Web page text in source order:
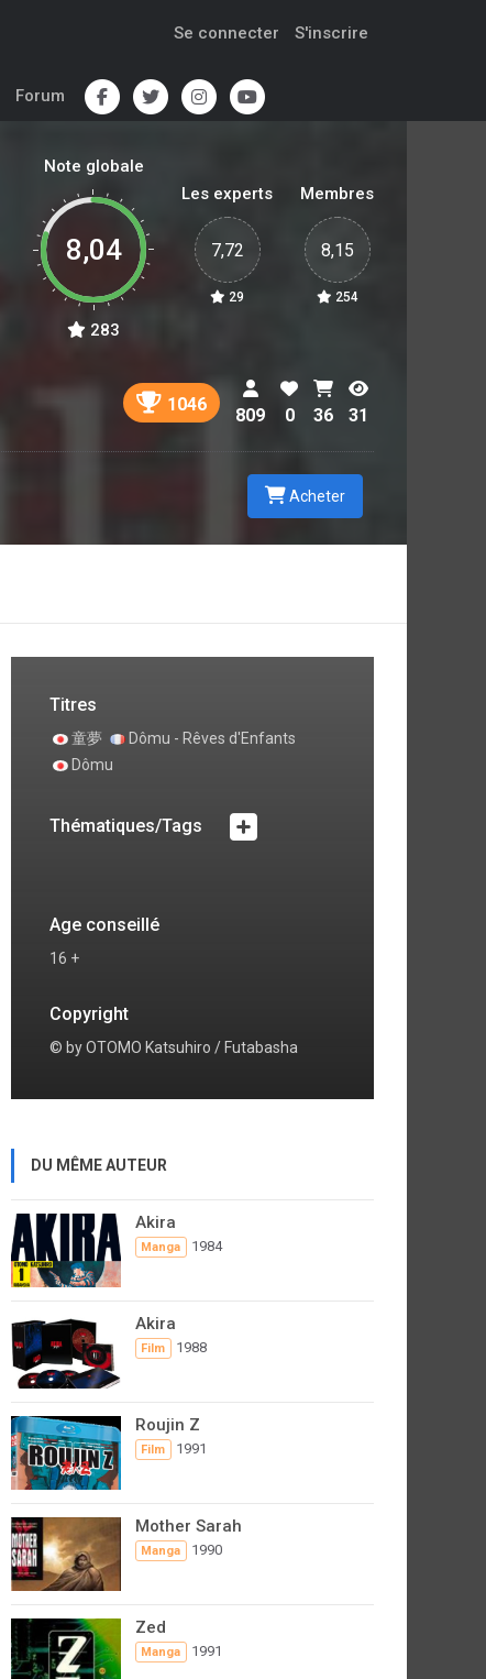
Se connecter S'inscrire
Forum
Note globale
8,04
283
Les experts
7,72
29
Membres
8,15
254
1046
809 0 36 31
Acheter
Titres
童夢
Dômu - Rêves d'Enfants
Dômu
Thématiques/Tags
Age conseillé
16 +
Copyright
© by OTOMO Katsuhiro / Futabasha
DU MÊME AUTEUR
Akira
Manga 1984
Akira
Film 1988
Roujin Z
Film 1991
Mother Sarah
Manga 1990
Zed
Manga 1991